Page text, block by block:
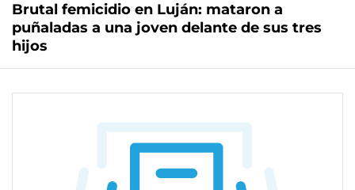
Brutal femicidio en Luján: mataron a
puñaladas a una joven delante de sus tres
hijos